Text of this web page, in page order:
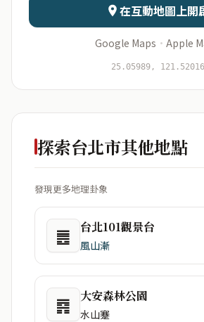
資料僅用於即時分析，不
在互動地圖上開
Google Maps · Apple
25.05989, 121.52016
探索台北市其他地點
發現更多地理卦象
䷌ 台北101觀景台
風山漸
䷴ 大安森林公園
水山蹇